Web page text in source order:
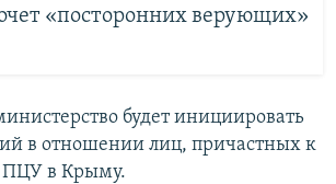
«посторонних верующих»
будет инициировать
в отношении лиц, причастных к
ПЦУ в Крыму.